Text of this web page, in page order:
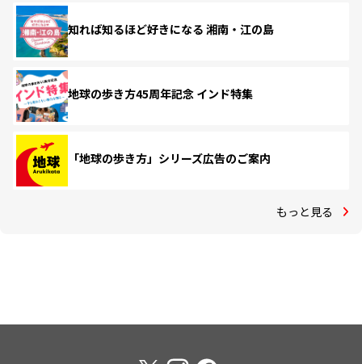
知れば知るほど好きになる 湘南・江の島
地球の歩き方45周年記念 インド特集
「地球の歩き方」シリーズ広告のご案内
もっと見る